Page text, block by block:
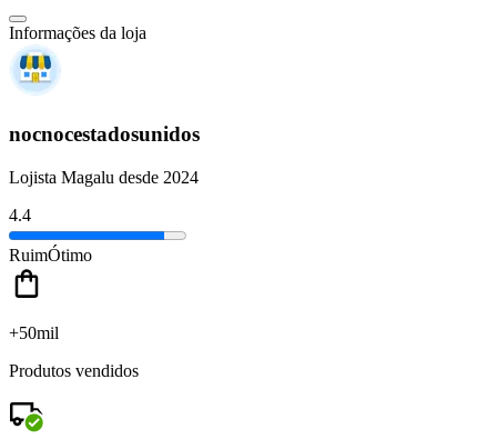
Informações da loja
nocnocestadosunidos
Lojista Magalu desde 2024
4.4
RuimÓtimo
+50mil
Produtos vendidos